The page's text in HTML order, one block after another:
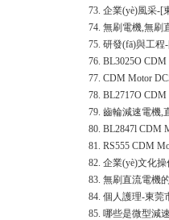
73. 企業(yè)風采-[
74. 無刷電機,無刷
75. 研發(fā)與工程
76. BL3025O
77. CDM Motor
78. BL2717O
79. 齒輪減速電機,
80. BL2847l CDM
81. RS555 CDM
82. 企業(yè)文化
83. 無刷直流電機
84. 個人護理-東莞
85. 哪些是微型減